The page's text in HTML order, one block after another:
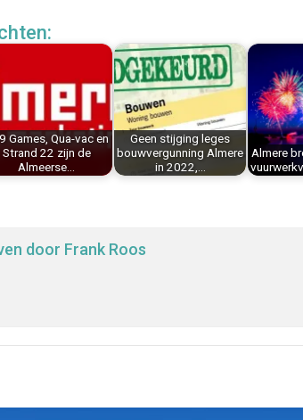
t
A
p
e
Games, Qua-vac en
Strand 22 zijn de
Almeerse…
Geen stijging leges
bouwvergunning Almere
in 2022,…
Almere
door Frank Roos